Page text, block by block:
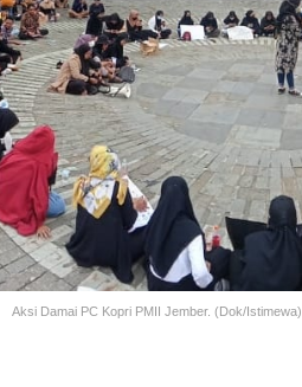
Aksi Damai PC Kopri PMII Jember. (Dok/Istimewa).